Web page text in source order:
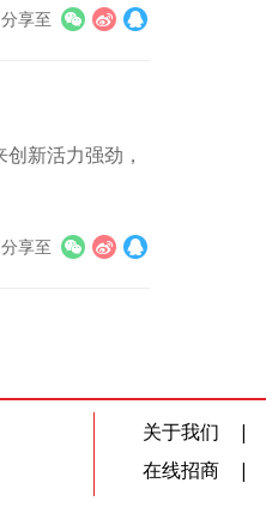
分享至
新活力强劲，
分享至
关于我们 |
在线招商
|